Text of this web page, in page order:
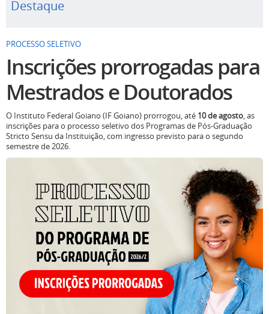
Destaque
PROCESSO SELETIVO
Inscrições prorrogadas para
Mestrados e Doutorados
O Instituto Federal Goiano (IF Goiano) prorrogou, até 10 de agosto, as
inscrições para o processo seletivo dos Programas de Pós-Graduação
Stricto Sensu da Instituição, com ingresso previsto para o segundo
semestre de 2026.